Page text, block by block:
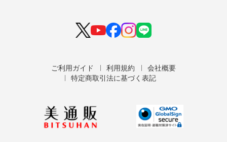
ご利用ガイド 利用規約
会社概要
特定商取引法に基づく表記